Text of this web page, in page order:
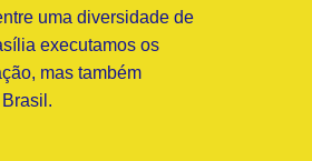
uma diversidade de
executamos os
mas também